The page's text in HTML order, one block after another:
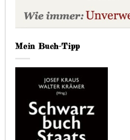
Mein Buch-Tipp